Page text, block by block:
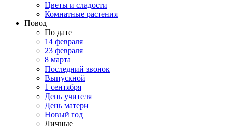
Цветы и сладости
Комнатные растения
Повод
По дате
14 февраля
23 февраля
8 марта
Последний звонок
Выпускной
1 сентября
День учителя
День матери
Новый год
Личные